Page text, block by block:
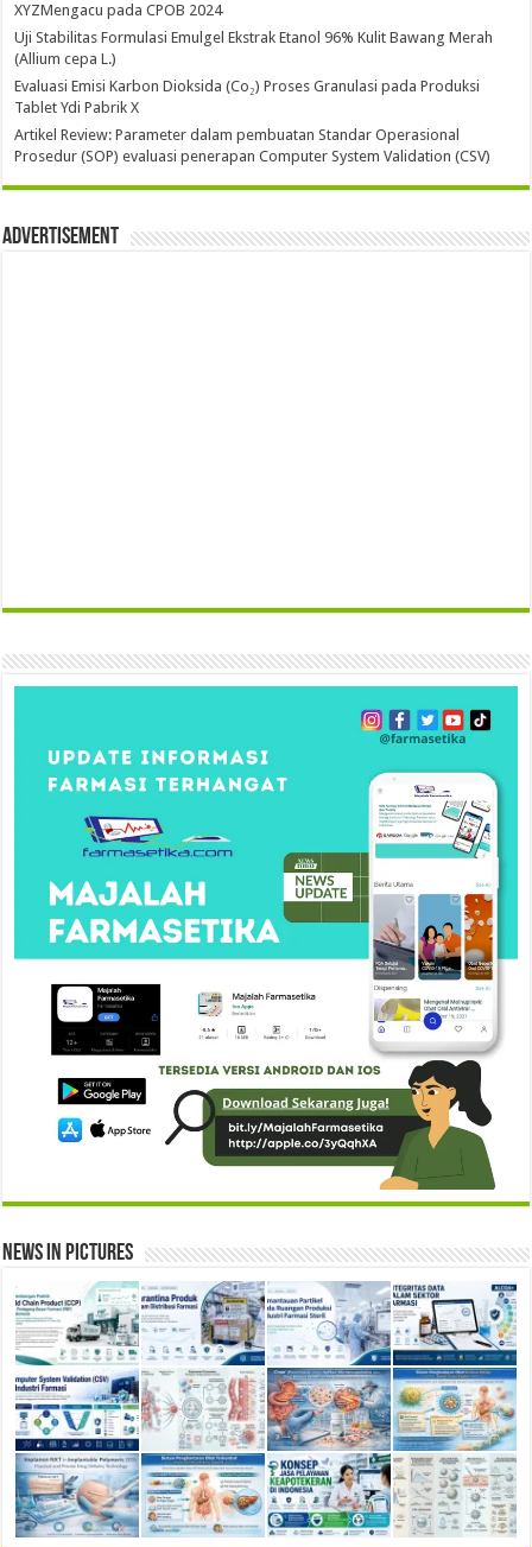
XYZMengacu pada CPOB 2024
Uji Stabilitas Formulasi Emulgel Ekstrak Etanol 96% Kulit Bawang Merah
(Allium cepa L.)
Evaluasi Emisi Karbon Dioksida (Co₂) Proses Granulasi pada Produksi
Tablet Ydi Pabrik X
Artikel Review: Parameter dalam pembuatan Standar Operasional
Prosedur (SOP) evaluasi penerapan Computer System Validation (CSV)
Advertisement
News in Pictures